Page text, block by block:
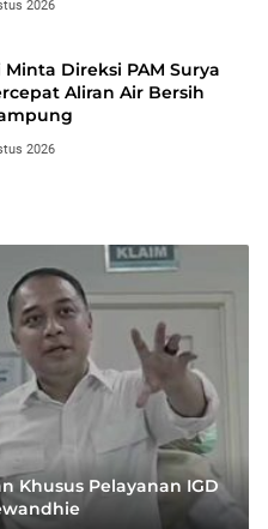
2026
Direksi PAM Surya
Aliran Air Bersih
2026
Khusus Pelayanan IGD